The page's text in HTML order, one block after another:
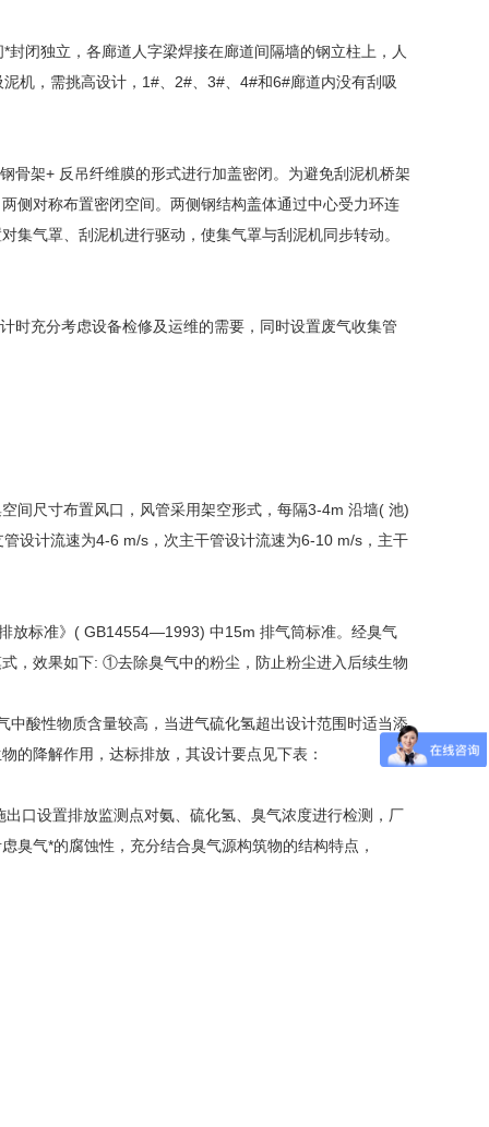
闭独立，各廊道人字梁焊接在廊道间隔墙的钢立柱上，人
机，需挑高设计，1#、2#、3#、4#和6#廊道内没有刮吸
骨架+ 反吊纤维膜的形式进行加盖密闭。为避免刮泥机桥架
侧对称布置密闭空间。两侧钢结构盖体通过中心受力环连
集气罩、刮泥机进行驱动，使集气罩与刮泥机同步转动。
时充分考虑设备检修及运维的需要，同时设置废气收集管
间尺寸布置风口，风管采用架空形式，每隔3-4m 沿墙( 池)
设计流速为4-6 m/s，次主干管设计流速为6-10 m/s，主干
放标准》( GB14554—1993) 中15m 排气筒标准。经臭气
，效果如下: ①去除臭气中的粉尘，防止粉尘进入后续生物
酸性物质含量较高，当进气硫化氢超出设计范围时适当添
的降解作用，达标排放，其设计要点见下表：
口设置排放监测点对氨、硫化氢、臭气浓度进行检测，厂
臭气*的腐蚀性，充分结合臭气源构筑物的结构特点，